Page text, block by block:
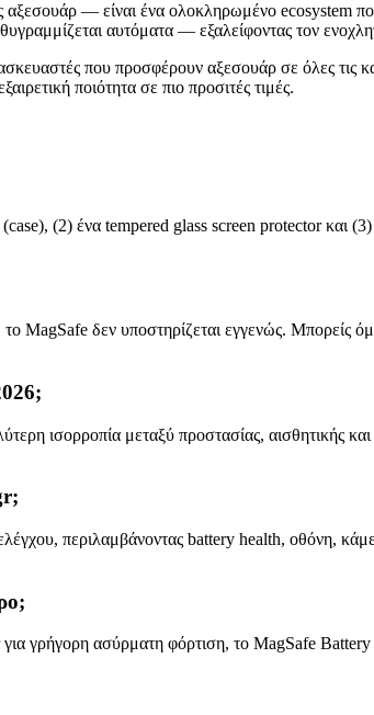
αξεσουάρ — είναι ένα ολοκληρωμένο ecosystem
αυτόματα — εξαλείφοντας τον
που προσφέρουν αξεσουάρ σε όλες τις
ποιότητα σε πιο προσιτές τιμές.
(case), (2) ένα tempered glass screen protector
MagSafe δεν υποστηρίζεται εγγενώς.
ισορροπία μεταξύ προστασίας, αισθητικής
περιλαμβάνοντας battery health, οθόνη,
γρήγορη ασύρματη φόρτιση, το MagSafe